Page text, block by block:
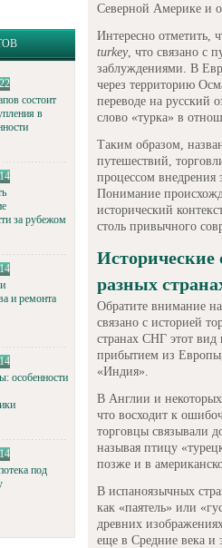
состоит
в
за рубежом
и ремонта
особенности
под
Северной Америке и
Интересно отметить,
turkey, что связано с
заблуждениями. В
через территорию
переводе на русский
слово «турка» в
Таким образом,
путешествий,
процессом
Понимание
исторический
столь привычного
разных
Обратите внимание
связано с историей
странах СНГ этот вид
прибытием из
«Индия».
В Англии и
что восходит к
торговцы связывали
называя птицу
позже и в
В испаноязычных
как «паятель» или
древних
еще в Средние века и